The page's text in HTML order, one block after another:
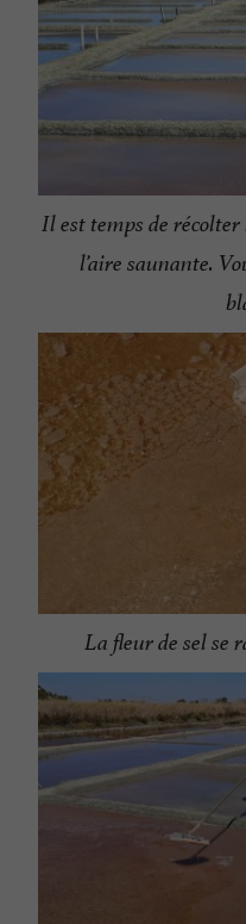
Il est temps de
l’aire saunante.
La fleur de sel se